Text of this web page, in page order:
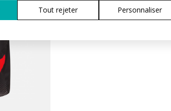
Tout rejeter Personnaliser